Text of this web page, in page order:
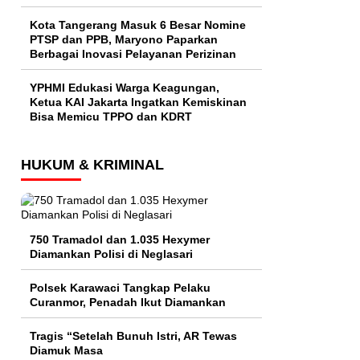
Kota Tangerang Masuk 6 Besar Nomine
PTSP dan PPB, Maryono Paparkan
Berbagai Inovasi Pelayanan Perizinan
YPHMI Edukasi Warga Keagungan,
Ketua KAI Jakarta Ingatkan Kemiskinan
Bisa Memicu TPPO dan KDRT
HUKUM & KRIMINAL
750 Tramadol dan 1.035 Hexymer
Diamankan Polisi di Neglasari
Polsek Karawaci Tangkap Pelaku
Curanmor, Penadah Ikut Diamankan
Tragis “Setelah Bunuh Istri, AR Tewas
Diamuk Masa